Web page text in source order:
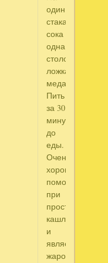
один
стакан
сока
одна
столовая
ложка
меда.
Пить
за 30
минут
до
еды.
Очень
хорошо
помогает
при
простудном
кашле
и
является